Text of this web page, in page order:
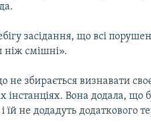
засідання, що всі
ніж смішні».
збирається визнавати
інстанціях. Вона додала, що
не додадуть додаткового